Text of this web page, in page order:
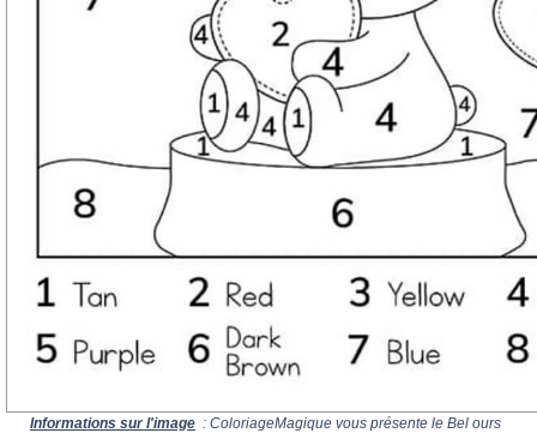
Informations sur l'image : ColoriageMagique vous présente le Bel ours